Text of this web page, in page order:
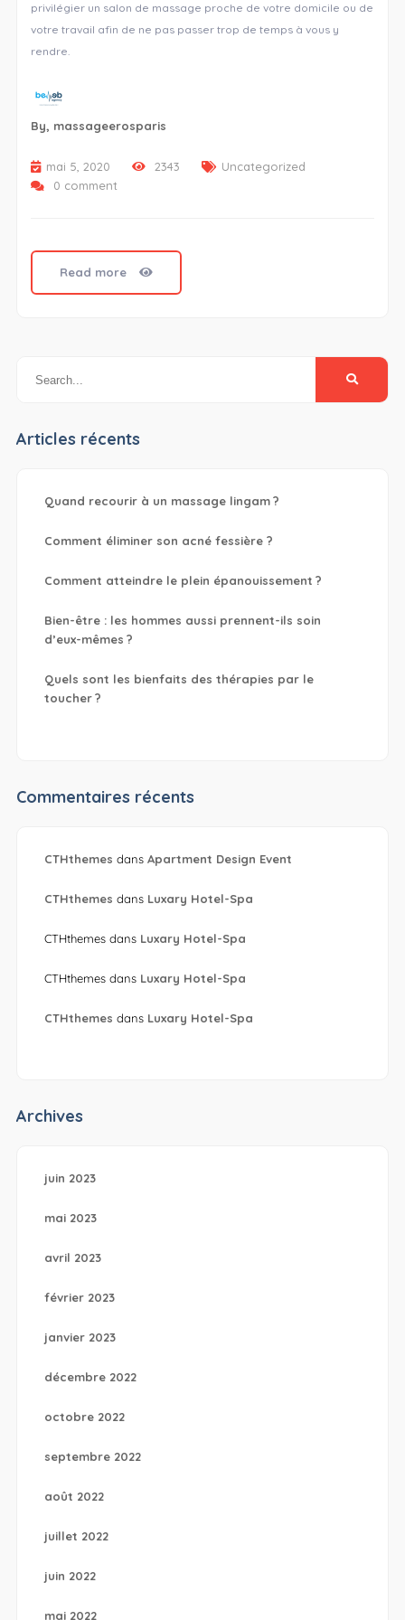
privilégier un salon de massage proche de votre domicile ou de
votre travail afin de ne pas passer trop de temps à vous y
rendre.
By, massageerosparis
mai 5, 2020 2343
Uncategorized
0 comment
Read more
Articles récents
Quand recourir à un massage lingam ?
Comment éliminer son acné fessière ?
Comment atteindre le plein épanouissement ?
Bien-être : les hommes aussi prennent-ils soin
d’eux-mêmes ?
Quels sont les bienfaits des thérapies par le
toucher ?
Commentaires récents
CTHthemes dans Apartment Design Event
CTHthemes dans Luxary Hotel-Spa
CTHthemesdans Luxary Hotel-Spa
CTHthemesdans Luxary Hotel-Spa
CTHthemes dans Luxary Hotel-Spa
Archives
juin 2023
mai 2023
avril 2023
février 2023
janvier 2023
décembre 2022
octobre 2022
septembre 2022
août 2022
juillet 2022
juin 2022
mai 2022